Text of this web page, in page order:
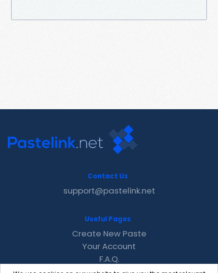
Contact Us
support@pastelink.net
Useful Pages
Create New Paste
Your Account
F.A.Q.